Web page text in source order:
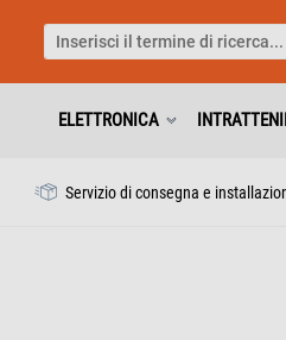
ELETTRONICA
Servizio di consegna e